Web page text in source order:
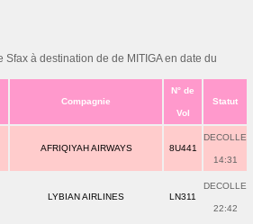
Sfax à destination de de MITIGA en date du
Compagnie
N° de
Vol
Statut
AFRIQIYAH AIRWAYS 8U441
DECOLLE
14:31
LYBIAN AIRLINES LN311
DECOLLE
22:42